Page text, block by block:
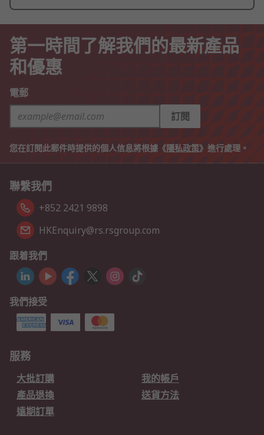
第一時間了解我們的最新產品
和優惠
電郵
訂閱
您在訂閱此郵件時提供的個人信息將根據《隱私政策》進行處理。
聯繫我們
+852 2421 9898
HKEnquiry@rs.rsgroup.com
跟着我們
我們接受
服務
大批訂購
我的帳戶
產品退換
送貨方法
遠期訂單